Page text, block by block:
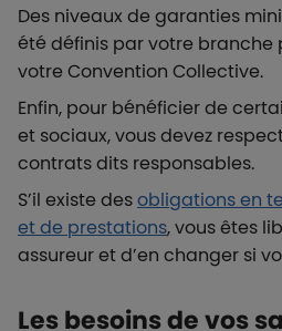
Des niveaux de garanties
été définis par votre branche
votre Convention Collective.
Enfin, pour bénéficier de
et sociaux, vous devez
contrats dits responsables.
S’il existe desobligations en
et de prestations, vous êtes
assureur et d’en changer si
Les besoins de vos